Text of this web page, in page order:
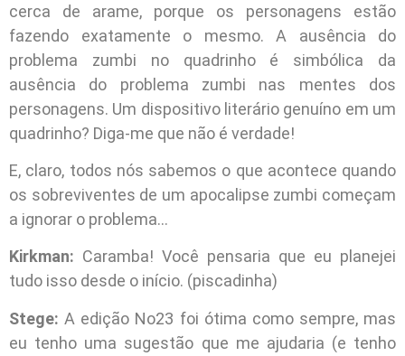
cerca de arame, porque os personagens estão
fazendo exatamente o mesmo. A ausência do
problema zumbi no quadrinho é simbólica da
ausência do problema zumbi nas mentes dos
personagens. Um dispositivo literário genuíno em um
quadrinho? Diga-me que não é verdade!
E, claro, todos nós sabemos o que acontece quando
os sobreviventes de um apocalipse zumbi começam
a ignorar o problema…
Kirkman: Caramba! Você pensaria que eu planejei
tudo isso desde o início. (piscadinha)
Stege: A edição No23 foi ótima como sempre, mas
eu tenho uma sugestão que me ajudaria (e tenho